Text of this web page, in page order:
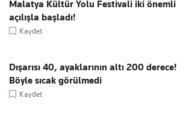
Malatya Kültür Yolu Festivali iki önemli
açılışla başladı!
Kaydet
Dışarısı 40, ayaklarının altı 200 derece!
Böyle sıcak görülmedi
Kaydet